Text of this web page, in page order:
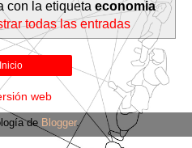
con la etiqueta economia
todas las entradas
Inicio
web
de Blogger.